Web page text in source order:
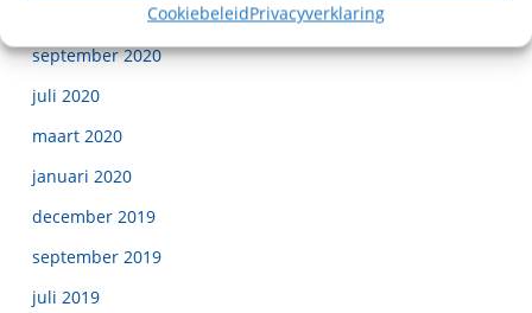
CookiebeleidPrivacyverklaring
september 2020
juli 2020
maart 2020
januari 2020
december 2019
september 2019
juli 2019